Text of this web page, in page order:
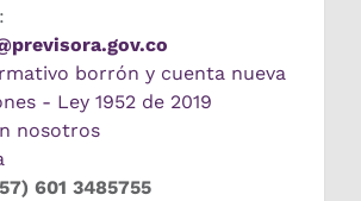
borrón y cuenta nueva
- Ley 1952 de 2019
nosotros
601 3485755